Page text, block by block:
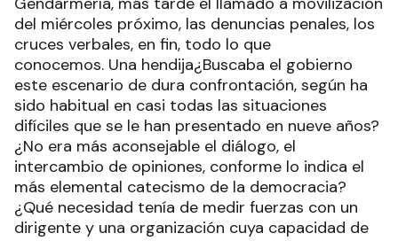
del miércoles próximo, las denuncias penales, los
cruces verbales, en fin, todo lo que
conocemos. Una hendija¿Buscaba el gobierno
este escenario de dura confrontación, según ha
sido habitual en casi todas las situaciones
difíciles que se le han presentado en nueve años?
¿No era más aconsejable el diálogo, el
intercambio de opiniones, conforme lo indica el
más elemental catecismo de la democracia?
¿Qué necesidad tenía de medir fuerzas con un
dirigente y una organización cuya capacidad de